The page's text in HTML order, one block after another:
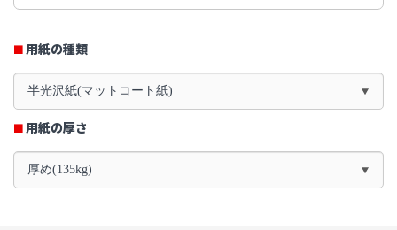
用紙の種類
半光沢紙(マットコート紙)
用紙の厚さ
厚め(135kg)